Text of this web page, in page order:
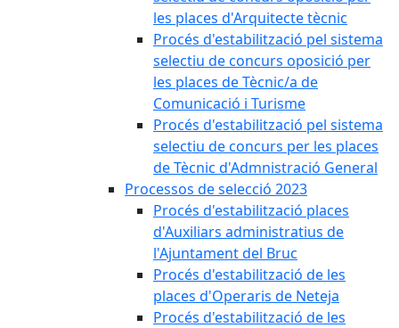
les places d'Arquitecte tècnic
Procés d'estabilització pel sistema
selectiu de concurs oposició per
les places de Tècnic/a de
Comunicació i Turisme
Procés d'estabilització pel sistema
selectiu de concurs per les places
de Tècnic d'Admnistració General
Processos de selecció 2023
Procés d'estabilització places
d'Auxiliars administratius de
l'Ajuntament del Bruc
Procés d'estabilització de les
places d'Operaris de Neteja
Procés d'estabilització de les